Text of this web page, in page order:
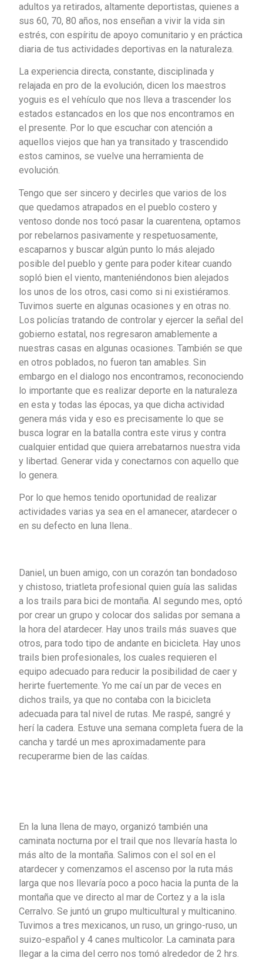
adultos ya retirados, altamente deportistas, quienes a
sus 60, 70, 80 años, nos enseñan a vivir la vida sin
estrés, con espíritu de apoyo comunitario y en práctica
diaria de tus actividades deportivas en la naturaleza.
La experiencia directa, constante, disciplinada y
relajada en pro de la evolución, dicen los maestros
yoguis es el vehículo que nos lleva a trascender los
estados estancados en los que nos encontramos en
el presente. Por lo que escuchar con atención a
aquellos viejos que han ya transitado y trascendido
estos caminos, se vuelve una herramienta de
evolución.
Tengo que ser sincero y decirles que varios de los
que quedamos atrapados en el pueblo costero y
ventoso donde nos tocó pasar la cuarentena, optamos
por rebelarnos pasivamente y respetuosamente,
escaparnos y buscar algún punto lo más alejado
posible del pueblo y gente para poder kitear cuando
sopló bien el viento, manteniéndonos bien alejados
los unos de los otros, casi como si ni existiéramos.
Tuvimos suerte en algunas ocasiones y en otras no.
Los policías tratando de controlar y ejercer la señal del
gobierno estatal, nos regresaron amablemente a
nuestras casas en algunas ocasiones. También se que
en otros poblados, no fueron tan amables. Sin
embargo en el dialogo nos encontramos, reconociendo
lo importante que es realizar deporte en la naturaleza
en esta y todas las épocas, ya que dicha actividad
genera más vida y eso es precisamente lo que se
busca lograr en la batalla contra este virus y contra
cualquier entidad que quiera arrebatarnos nuestra vida
y libertad. Generar vida y conectarnos con aquello que
lo genera.
Por lo que hemos tenido oportunidad de realizar
actividades varias ya sea en el amanecer, atardecer o
en su defecto en luna llena..
Daniel, un buen amigo, con un corazón tan bondadoso
y chistoso, triatleta profesional quien guía las salidas
a los trails para bici de montaña. Al segundo mes, optó
por crear un grupo y colocar dos salidas por semana a
la hora del atardecer. Hay unos trails más suaves que
otros, para todo tipo de andante en bicicleta. Hay unos
trails bien profesionales, los cuales requieren el
equipo adecuado para reducir la posibilidad de caer y
herirte fuertemente. Yo me caí un par de veces en
dichos trails, ya que no contaba con la bicicleta
adecuada para tal nivel de rutas. Me raspé, sangré y
herí la cadera. Estuve una semana completa fuera de la
cancha y tardé un mes aproximadamente para
recuperarme bien de las caídas.
En la luna llena de mayo, organizó también una
caminata nocturna por el trail que nos llevaría hasta lo
más alto de la montaña. Salimos con el sol en el
atardecer y comenzamos el ascenso por la ruta más
larga que nos llevaría poco a poco hacia la punta de la
montaña que ve directo al mar de Cortez y a la isla
Cerralvo. Se juntó un grupo multicultural y multicanino.
Tuvimos a tres mexicanos, un ruso, un gringo-ruso, un
suizo-español y 4 canes multicolor. La caminata para
llegar a la cima del cerro nos tomó alrededor de 2 hrs.